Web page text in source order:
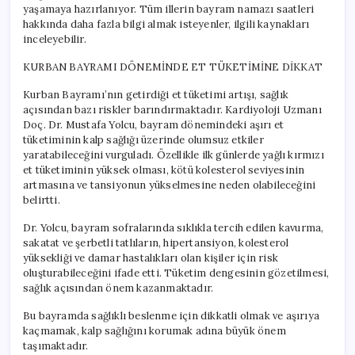
yaşamaya hazırlanıyor. Tüm illerin bayram namazı saatleri
hakkında daha fazla bilgi almak isteyenler, ilgili kaynakları
inceleyebilir.
KURBAN BAYRAMI DÖNEMİNDE ET TÜKETİMİNE DİKKAT
Kurban Bayramı’nın getirdiği et tüketimi artışı, sağlık
açısından bazı riskler barındırmaktadır. Kardiyoloji Uzmanı
Doç. Dr. Mustafa Yolcu, bayram dönemindeki aşırı et
tüketiminin kalp sağlığı üzerinde olumsuz etkiler
yaratabileceğini vurguladı. Özellikle ilk günlerde yağlı kırmızı
et tüketiminin yüksek olması, kötü kolesterol seviyesinin
artmasına ve tansiyonun yükselmesine neden olabileceğini
belirtti.
Dr. Yolcu, bayram sofralarında sıklıkla tercih edilen kavurma,
sakatat ve şerbetli tatlıların, hipertansiyon, kolesterol
yüksekliği ve damar hastalıkları olan kişiler için risk
oluşturabileceğini ifade etti. Tüketim dengesinin gözetilmesi,
sağlık açısından önem kazanmaktadır.
Bu bayramda sağlıklı beslenme için dikkatli olmak ve aşırıya
kaçmamak, kalp sağlığını korumak adına büyük önem
taşımaktadır.